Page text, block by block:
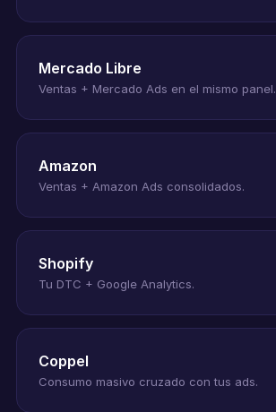
Mercado Libre
Ventas + Mercado Ads en el mismo panel.
Amazon
Ventas + Amazon Ads consolidados.
Shopify
Tu DTC + Google Analytics.
Coppel
Consumo masivo cruzado con tus ads.